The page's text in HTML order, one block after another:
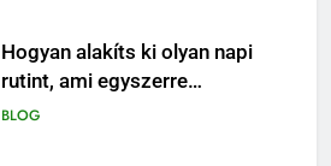
Hogyan alakíts ki olyan napi
rutint, ami egyszerre
biztonságos, ösztönző és
BLOG